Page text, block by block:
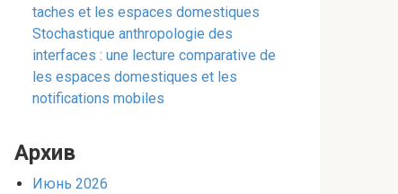
taches et les espaces domestiques
Stochastique anthropologie des
interfaces : une lecture comparative de
les espaces domestiques et les
notifications mobiles
Архив
Июнь 2026